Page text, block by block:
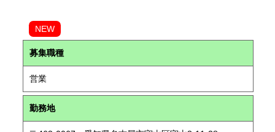
NEW
募集職種
営業
勤務地